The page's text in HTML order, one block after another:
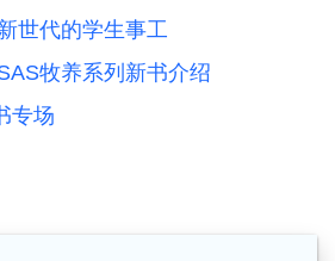
世代的学生事工
牧养系列新书介绍
专场